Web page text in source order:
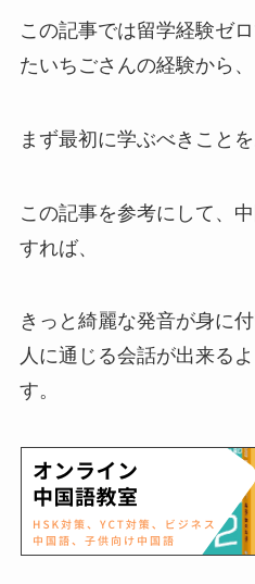
この記事では留学経験ゼ
たいちごさんの経験から、
まず最初に学ぶべきこと
この記事を参考にして、
すれば、
きっと綺麗な発音が身に
人に通じる会話が出来る
す。